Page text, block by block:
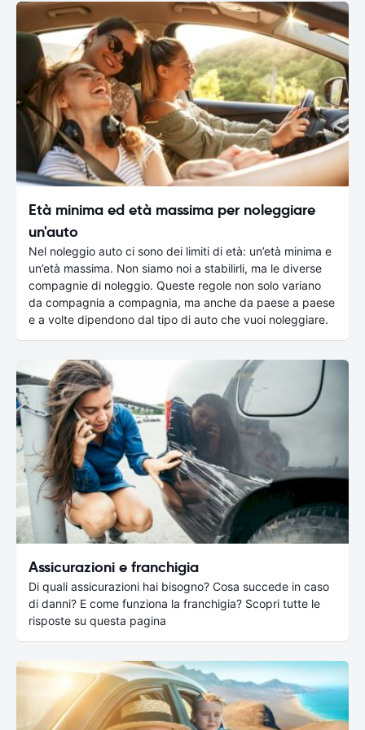
Età minima ed età massima per noleggiare
un'auto
Nel noleggio auto ci sono dei limiti di età: un’età minima e
un’età massima. Non siamo noi a stabilirli, ma le diverse
compagnie di noleggio. Queste regole non solo variano
da compagnia a compagnia, ma anche da paese a paese
e a volte dipendono dal tipo di auto che vuoi noleggiare.
Assicurazioni e franchigia
Di quali assicurazioni hai bisogno? Cosa succede in caso
di danni? E come funziona la franchigia? Scopri tutte le
risposte su questa pagina